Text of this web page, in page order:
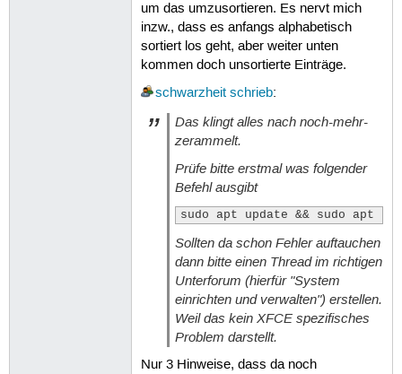
um das umzusortieren. Es nervt mich
inzw., dass es anfangs alphabetisch
sortiert los geht, aber weiter unten
kommen doch unsortierte Einträge.
schwarzheit schrieb:
Das klingt alles nach noch-mehr-
zerammelt.
Prüfe bitte erstmal was folgender
Befehl ausgibt
sudo apt update && sudo apt
Sollten da schon Fehler auftauchen
dann bitte einen Thread im richtigen
Unterforum (hierfür "System
einrichten und verwalten") erstellen.
Weil das kein XFCE spezifisches
Problem darstellt.
Nur 3 Hinweise, dass da noch